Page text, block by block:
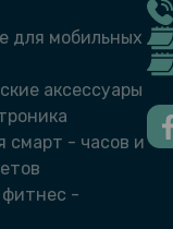
для мобильных
аксессуары
смарт - часов и
-